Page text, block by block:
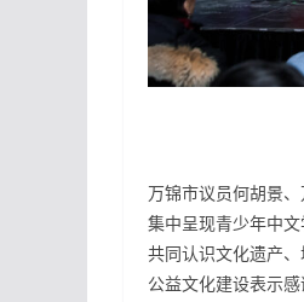
万锦市议员何胡景
集中呈现青少年中
共同认识文化遗产
公益文化建设表示感